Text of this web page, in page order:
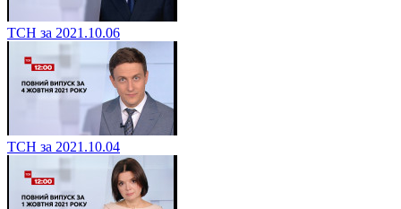
ТСН за 2021.10.06
ТСН за 2021.10.04